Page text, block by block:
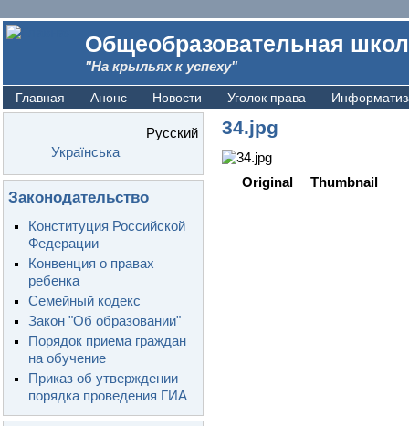
Общеобразовательная
"На крыльях к успеху"
Главная Анонс Новости Уголок права
Русский
Українська
Законодательство
Конституция Российской
Федерации
Конвенция о правах
ребенка
Семейный кодекс
Закон "Об образовании"
Порядок приема граждан
на обучение
Приказ об утверждении
порядка проведения ГИА
34.jpg
Original Thumbnail